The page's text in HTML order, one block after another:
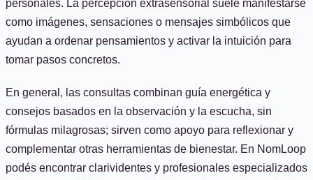
personales. La percepción extrasensorial suele manifestarse
como imágenes, sensaciones o mensajes simbólicos que
ayudan a ordenar pensamientos y activar la intuición para
tomar pasos concretos.
En general, las consultas combinan guía energética y
consejos basados en la observación y la escucha, sin
fórmulas milagrosas; sirven como apoyo para reflexionar y
complementar otras herramientas de bienestar. En NomLoop
podés encontrar clarividentes y profesionales especializados